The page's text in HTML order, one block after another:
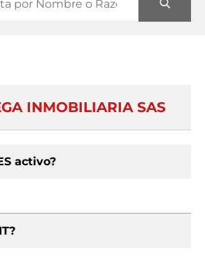
INMOBILIARIA SAS
activo?